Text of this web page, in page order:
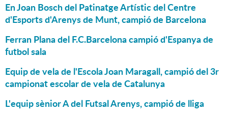
En Joan Bosch del Patinatge Artístic del Centre
d'Esports d'Arenys de Munt, campió de Barcelona
Ferran Plana del F.C.Barcelona campió d'Espanya de
futbol sala
Equip de vela de l'Escola Joan Maragall, campió del 3r
campionat escolar de vela de Catalunya
L'equip sènior A del Futsal Arenys, campió de lliga